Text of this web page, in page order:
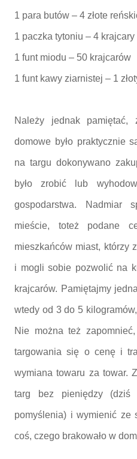
1 para butów – 4 złote
1 paczka tytoniu – 4 krajcary
1 funt miodu – 50 krajcarów
1 funt kawy ziarnistej – 1
Należy jednak pamiętać,
domowe było praktycznie
na targu dokonywano
było zrobić lub
gospodarstwa. Nadmiar
mieście, toteż podane
mieszkańców miast, którzy
i mogli sobie pozwolić na
krajcarów. Pamiętajmy
wtedy od 3 do 5
Nie można też
targowania się o cenę i
wymiana towaru za towar.
targ bez pieniędzy
pomyślenia) i wymienić ze
coś, czego brakowało w